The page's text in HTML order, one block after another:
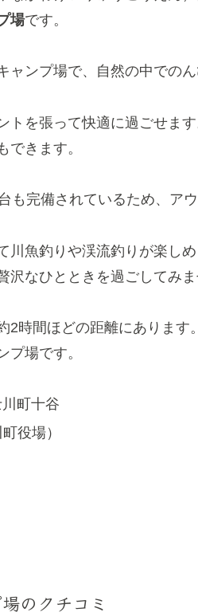
場です。
ンプ場で、自然の中での
トを張って快適に過ごせま
できます。
も完備されているため、ア
川魚釣りや渓流釣りが楽し
沢なひとときを過ごしてみま
2時間ほどの距離にあります
プ場です。
町十谷
役場）
のクチコミ